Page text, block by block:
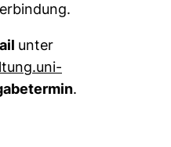
unter
Mail-Programm)
.